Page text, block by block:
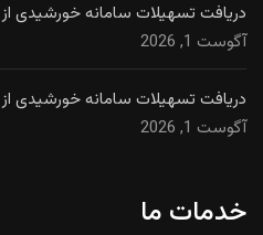
دریافت تسهیلات سامانه خورشیدی
آگوست 1, 2026
دریافت تسهیلات سامانه خورشیدی
آگوست 1, 2026
خدمات ما